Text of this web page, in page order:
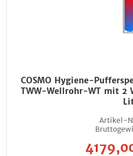
COSMO Hygiene-
TWW-Wellrohr-WT mit 2
Artikel-